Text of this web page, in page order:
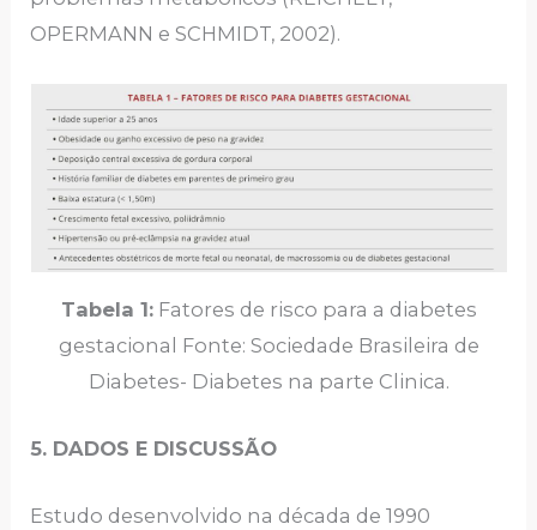
OPERMANN e SCHMIDT, 2002).
Tabela 1:Fatores de risco para a diabetes
gestacional Fonte: Sociedade Brasileira de
Diabetes- Diabetes na parte Clinica.
5. DADOS E DISCUSSÃO
Estudo desenvolvido na década de 1990